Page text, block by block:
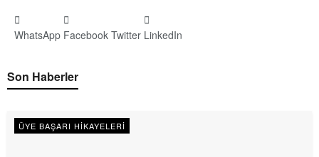
WhatsApp Facebook Twitter LinkedIn
Son Haberler
ÜYE BAŞARI HIKAYELERI